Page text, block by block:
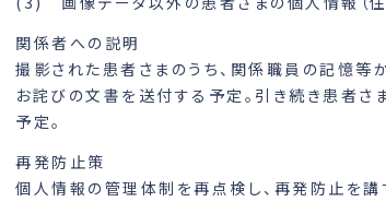
関係者への説明
撮影された患者さまのうち、関係職員の記憶等
お詫びの文書を送付する予定。引き続き患者さ
予定。
再発防止策
個人情報の管理体制を再点検し、再発防止を講